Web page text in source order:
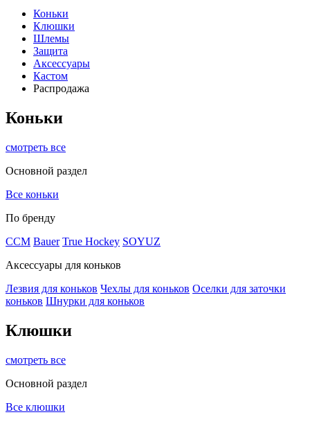
Коньки
Клюшки
Шлемы
Защита
Аксессуары
Кастом
Распродажа
Коньки
смотреть все
Основной раздел
Все коньки
По бренду
ССМ Bauer True Hockey SOYUZ
Аксессуары для коньков
Лезвия для коньков Чехлы для коньков Оселки для заточки
коньков Шнурки для коньков
Клюшки
смотреть все
Основной раздел
Все клюшки